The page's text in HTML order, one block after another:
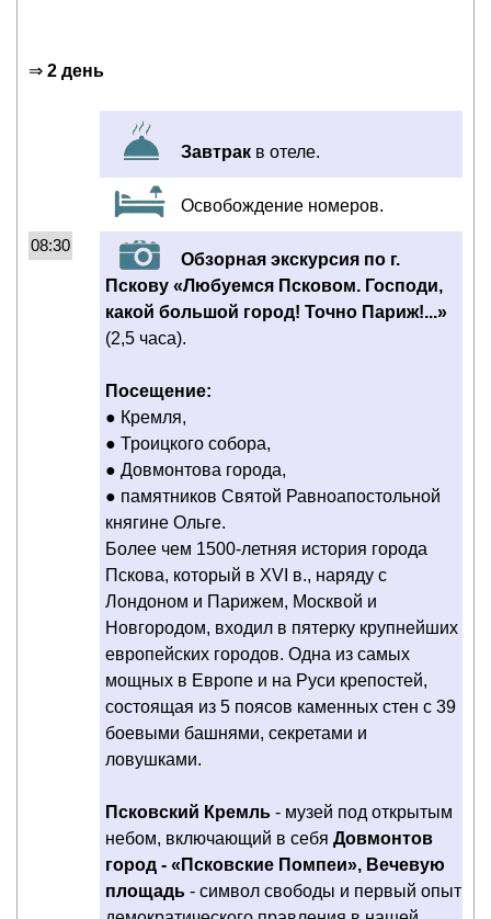
⇒ 2 день
Завтрак в отеле.
Освобождение номеров.
08:30
Обзорная экскурсия по г.
Пскову «Любуемся Псковом. Господи,
какой большой город! Точно Париж!...»
(2,5 часа).
Посещение:
● Кремля,
● Троицкого собора,
● Довмонтова города,
● памятников Святой Равноапостольной
княгине Ольге.
Более чем 1500-летняя история города
Пскова, который в XVI в., наряду с
Лондоном и Парижем, Москвой и
Новгородом, входил в пятерку крупнейших
европейских городов. Одна из самых
мощных в Европе и на Руси крепостей,
состоящая из 5 поясов каменных стен с 39
боевыми башнями, секретами и
ловушками.
Псковский Кремль - музей под открытым
небом, включающий в себя Довмонтов
город - «Псковские Помпеи», Вечевую
площадь - символ свободы и первый опыт